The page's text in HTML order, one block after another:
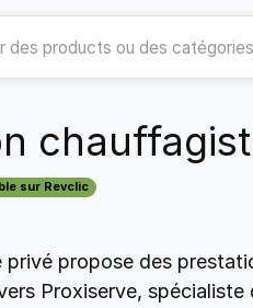
sur Revclic
propose des
Proxiserve,